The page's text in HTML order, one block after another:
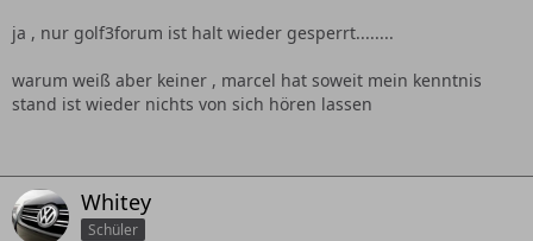
ja , nur golf3forum ist halt wieder gesperrt........
warum weiß aber keiner , marcel hat soweit mein kenntnis
stand ist wieder nichts von sich hören lassen
Whitey
Schüler